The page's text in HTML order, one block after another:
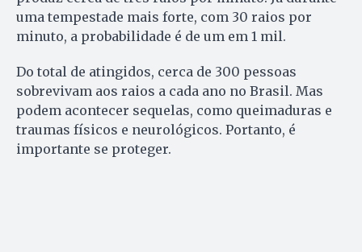
uma tempestade mais forte, com 30 raios por
minuto, a probabilidade é de um em 1 mil.
Do total de atingidos, cerca de 300 pessoas
sobrevivam aos raios a cada ano no Brasil. Mas
podem acontecer sequelas, como queimaduras e
traumas físicos e neurológicos. Portanto, é
importante se proteger.